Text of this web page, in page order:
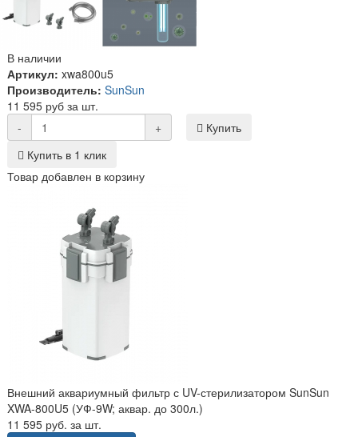
В наличии
Артикул: xwa800u5
Производитель: SunSun
11 595 руб за шт.
-
+
Купить
Купить в 1 клик
Товар добавлен в корзину
Внешний аквариумный фильтр с UV-стерилизатором SunSun
XWA-800U5 (УФ-9W; аквар. до 300л.)
11 595 руб. за шт.